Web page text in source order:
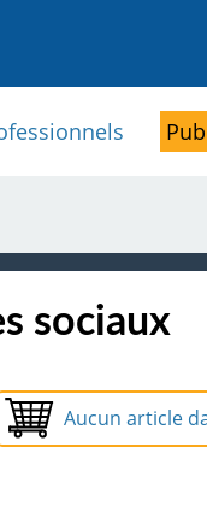
sociaux
Aucun article